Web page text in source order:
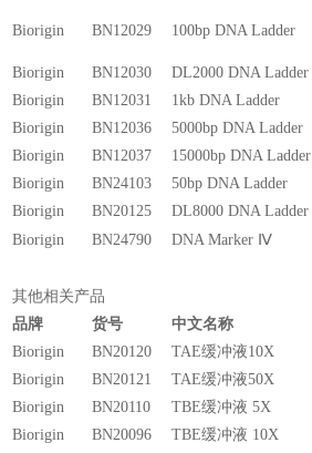
Biorigin BN12029 100bp DNA Ladder
Biorigin
BN12030 DL2000 DNA Ladder
Biorigin
BN12031 1kb DNA Ladder
Biorigin
BN12036 5000bp DNA Ladder
Biorigin
BN12037 15000bp DNA Ladder
Biorigin
BN24103 50bp DNA Ladder
Biorigin
BN20125 DL8000 DNA Ladder
Biorigin
BN24790 DNA Marker Ⅳ
其他相关产品
品牌
货号 中文名称
Biorigin
BN20120 TAE缓冲液10X
Biorigin
BN20121 TAE缓冲液50X
Biorigin
BN20110 TBE缓冲液 5X
Biorigin
BN20096 TBE缓冲液 10X